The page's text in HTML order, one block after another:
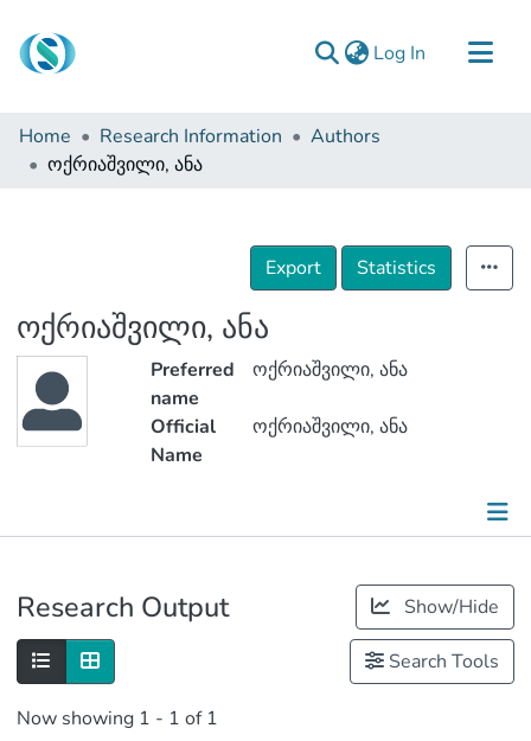
Log In (current)
Communities & Collections
Browse
Home Research Information
Authors
ოქრიაშვილი, ანა
Export Statistics
ოქრიაშვილი, ანა
Preferred
name
ოქრიაშვილი, ანა
Official
Name
ოქრიაშვილი, ანა
Research Output Show/Hide
Search Tools
Now showing 1 - 1 of 1